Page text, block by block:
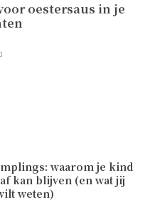
oestersaus in je
waarom je kind
kan blijven (en wat jij
weten)